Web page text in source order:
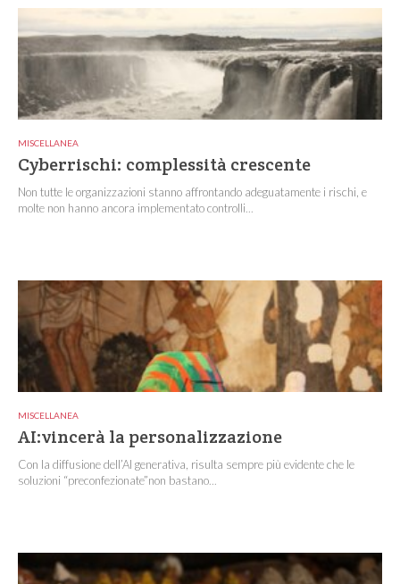
MISCELLANEA
Cyberrischi: complessità crescente
Non tutte le organizzazioni stanno affrontando adeguatamente i rischi, e
molte non hanno ancora implementato controlli...
MISCELLANEA
AI:vincerà la personalizzazione
Con la diffusione dell’AI generativa, risulta sempre più evidente che le
soluzioni “preconfezionate”non bastano...